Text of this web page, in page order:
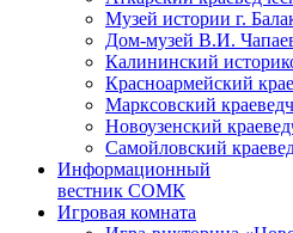
Музей истории г.
Дом-музей В.И.
Калининский
Красноармейский
Марксовский
Новоузенский
Самойловский
Информационный
вестник СОМК
Игровая комната